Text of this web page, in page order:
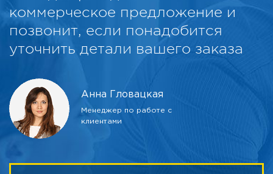
коммерческое предложение и
позвонит, если понадобится
уточнить детали вашего заказа
Анна Гловацкая
Менеджер по работе с
клиентами